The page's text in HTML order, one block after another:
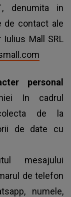
`, denumita in
de contact ale
Iulius Mall SRL
personal
In cadrul
de la
de date cu
mesajului
de telefon
numele,